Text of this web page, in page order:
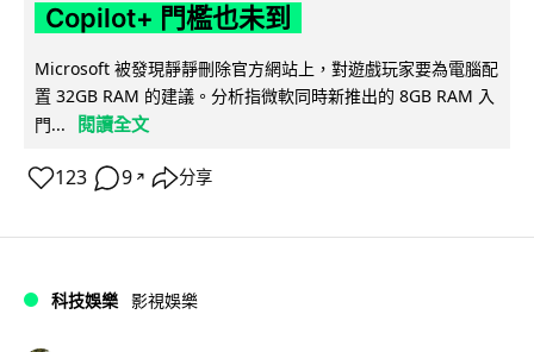
Copilot+ 門檻也未到
Microsoft 被發現靜靜刪除官方網站上，對遊戲玩家要為電腦配
置 32GB RAM 的建議。分析指微軟同時新推出的 8GB RAM 入
門...
閱讀全文
123 9 ↗ 分享
科技娛樂 影視娛樂